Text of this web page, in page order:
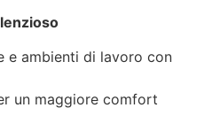
e ambienti di lavoro con
un maggiore comfort